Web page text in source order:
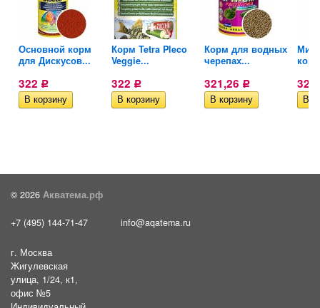
Основной корм
для Дискусов...
322 Р
Корм Tetra Pleco
Veggie...
322 Р
Корм для водных
черепах...
321,26 Р 323
© 2026 Акватема.рф
+7 (495) 144-71-47 info@aqatema.ru
г. Москва
Жигулевская
улица, 1/24, к1,
офис №5